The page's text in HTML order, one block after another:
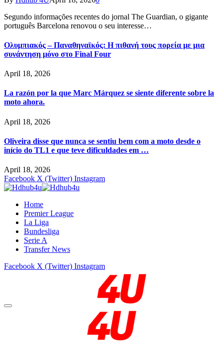
Segundo informações recentes do jornal The Guardian, o gigante
português Barcelona renovou o seu interesse…
Ολυμπιακός – Παναθηναϊκός: Η πιθανή τους πορεία με μια
συνάντηση μόνο στο Final Four
April 18, 2026
La razón por la que Marc Márquez se siente diferente sobre la
moto ahora.
April 18, 2026
Oliveira disse que nunca se sentiu bem com a moto desde o
início do TL1 e que teve dificuldades em …
April 18, 2026
Facebook X (Twitter) Instagram
Home
Premier League
La Liga
Bundesliga
Serie A
Transfer News
Facebook X (Twitter) Instagram